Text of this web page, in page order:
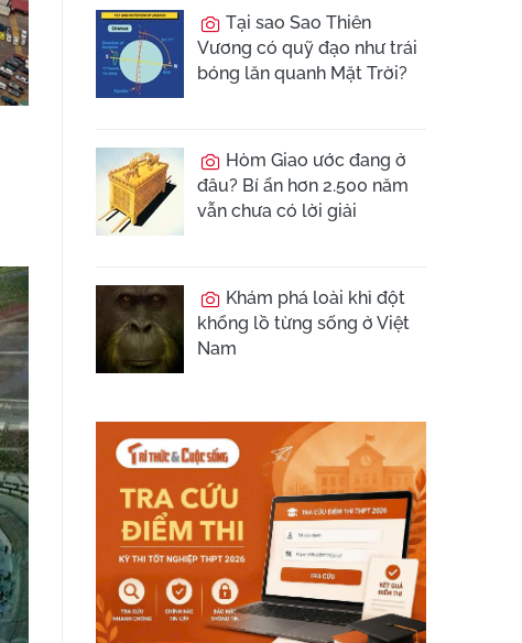
Tại sao Sao Thiên
Vương có quỹ đạo như trái
bóng lăn quanh Mặt Trời?
Hòm Giao ước đang ở
đâu? Bí ẩn hơn 2.500 năm
vẫn chưa có lời giải
Khám phá loài khỉ đột
khổng lồ từng sống ở Việt
Nam